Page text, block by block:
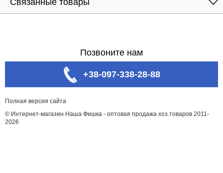
Связанные товары
Позвоните нам
+38-097-338-28-88
Полная версия сайта
© Интернет-магазин Наша Фишка - оптовая продажа хоз.товаров 2011-
2026